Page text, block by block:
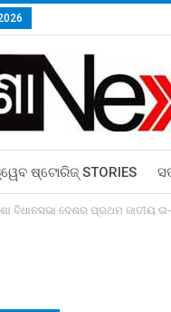
ଷ୍ଟୋରିଜ୍‌ STORIES
ବିଧାନସଭା ଦେଶର ପ୍ରଥମ ଜାତୀୟ